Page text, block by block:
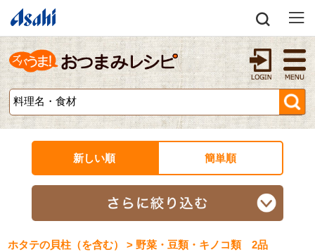
新しい順 簡単順
ホタテの貝柱（を含む） > 野菜・豆類・キノコ類 2品